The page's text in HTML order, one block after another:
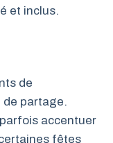
et inclus.
de
de partage.
accentuer
fêtes